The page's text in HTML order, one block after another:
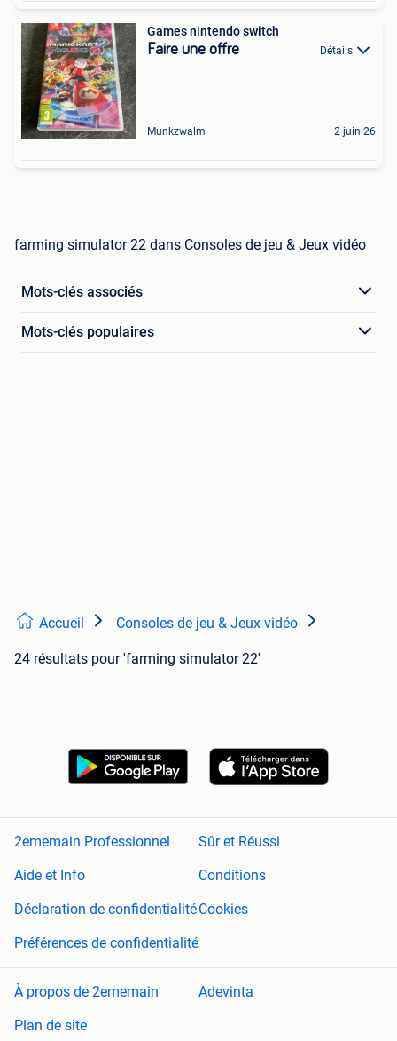
Games nintendo switch
Faire une offre Détails
Munkzwalm 2 juin 26
farming simulator 22 dans Consoles de jeu & Jeux vidéo
Mots-clés associés
Mots-clés populaires
Accueil Consoles de jeu & Jeux vidéo
24 résultats pour 'farming simulator 22'
2ememain Professionnel
Sûr et Réussi
Aide et Info
Conditions
Déclaration de confidentialitéCookies
Préférences de confidentialité
À propos de 2ememain
Adevinta
Plan de site